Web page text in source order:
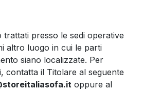
trattati presso le sedi operative
altro luogo in cui le parti
siano localizzate. Per
contatta il Titolare al seguente
oppure al